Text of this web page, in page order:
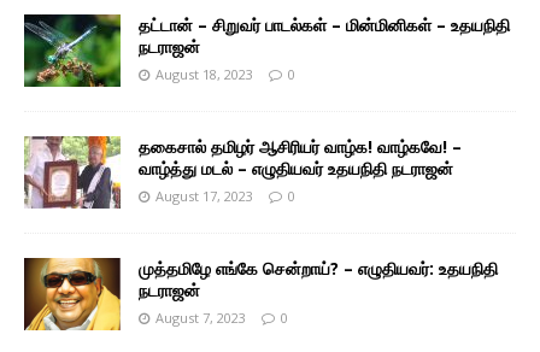
தட்டான் – சிறுவர் பாடல்கள் – மின்மினிகள் – உதயநிதி
நடராஜன்
August 18, 2023 0
தகைசால் தமிழர் ஆசிரியர் வாழ்க! வாழ்கவே! –
வாழ்த்து மடல் – எழுதியவர் உதயநிதி நடராஜன்
August 17, 2023 0
முத்தமிழே எங்கே சென்றாய்? – எழுதியவர்: உதயநிதி
நடராஜன்
August 7, 2023 0